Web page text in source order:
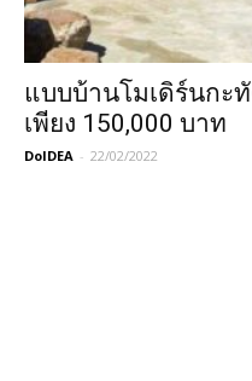
แบบบ้านโมเดิร์นกะ
เพียง 150,000 บาท
DoIDEA - 22/02/2022